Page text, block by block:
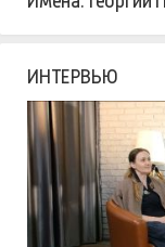
ИНТЕРВЬЮ